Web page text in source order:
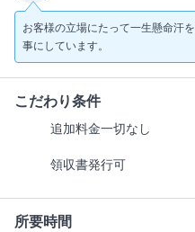
お客様の立場にたって一生懸命汗
事にしています。
こだわり条件
追加料金一切なし
領収書発行可
所要時間